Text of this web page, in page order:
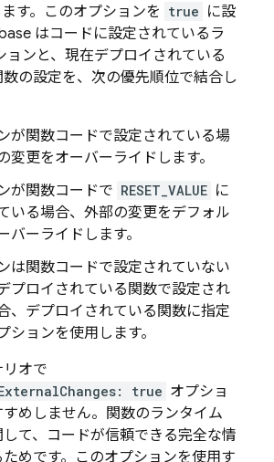
す。このオプションを true に設
はコードに設定されているラ
ョンと、現在デプロイされている
の設定を、次の優先順位で結合し
が関数コードで設定されている場
変更をオーバーライドします。
が関数コードで RESET_VALUE に
いる場合、外部の変更をデフォル
バーライドします。
は関数コードで設定されていない
プロイされている関数で設定され
、デプロイされている関数に指定
ションを使用します。
オで
true オプショ
めしません。関数のランタイム
て、コードが信頼できる完全な情
めです。 このオプションを使用す